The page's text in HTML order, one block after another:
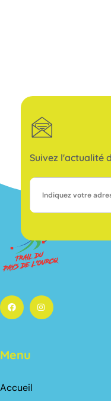
Suivez l'actualité
Menu
Accueil